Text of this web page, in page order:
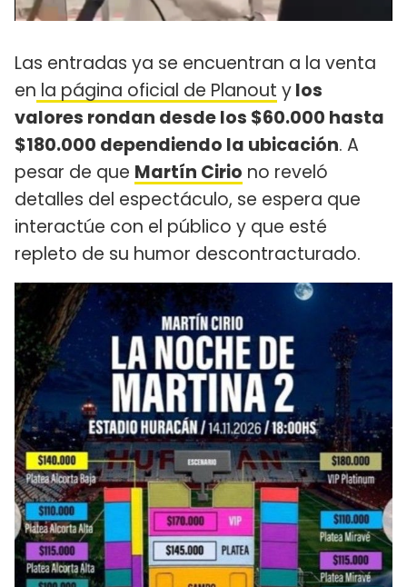
Las entradas ya se encuentran a la venta
en la página oficial de Planout ylos
valores rondan desde los $60.000 hasta
$180.000 dependiendo la ubicación. A
pesar de que Martín Cirio no reveló
detalles del espectáculo, se espera que
interactúe con el público y que esté
repleto de su humor descontracturado.